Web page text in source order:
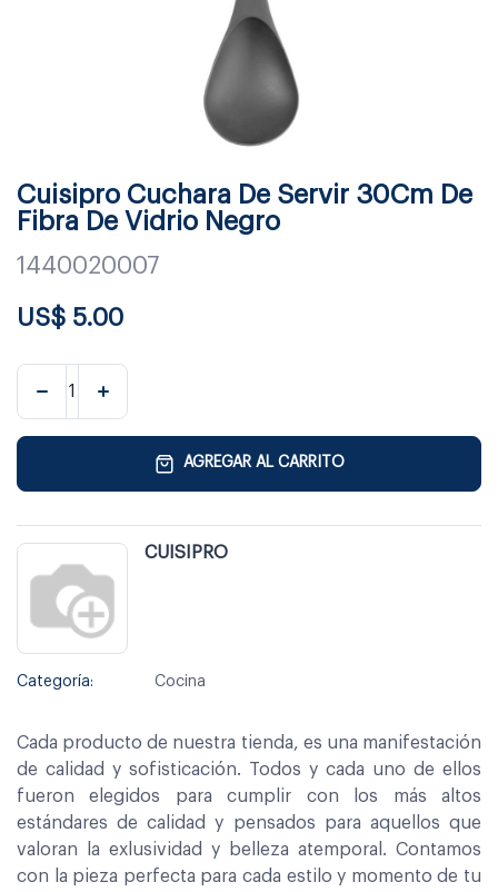
Cuisipro Cuchara De Servir 30Cm De
Fibra De Vidrio Negro
1440020007
US$ 5.00
AGREGAR AL CARRITO
CUISIPRO
Categoría: Cocina
Cada producto de nuestra tienda, es una manifestación
de calidad y sofisticación. Todos y cada uno de ellos
fueron elegidos para cumplir con los más altos
estándares de calidad y pensados para aquellos que
valoran la exlusividad y belleza atemporal. Contamos
con la pieza perfecta para cada estilo y momento de tu